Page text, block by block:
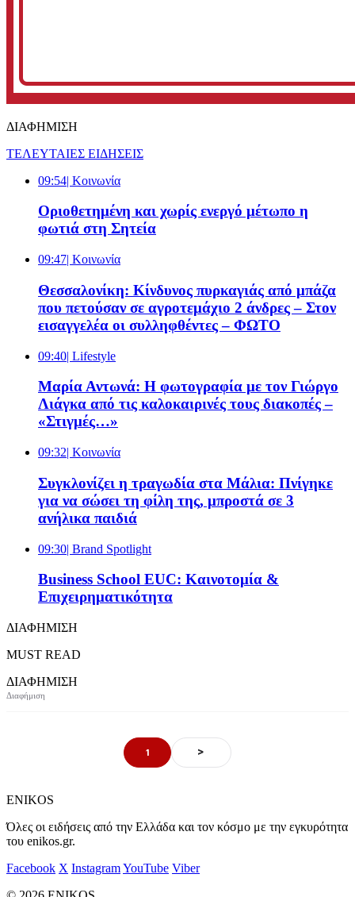
ΔΙΑΦΗΜΙΣΗ
ΤΕΛΕΥΤΑΙΕΣ ΕΙΔΗΣΕΙΣ
09:54| Κοινωνία
Οριοθετημένη και χωρίς ενεργό μέτωπο η
φωτιά στη Σητεία
09:47| Κοινωνία
Θεσσαλονίκη: Κίνδυνος πυρκαγιάς από μπάζα
που πετούσαν σε αγροτεμάχιο 2 άνδρες – Στον
εισαγγελέα οι συλληφθέντες – ΦΩΤΟ
09:40| Lifestyle
Μαρία Αντωνά: Η φωτογραφία με τον Γιώργο
Λιάγκα από τις καλοκαιρινές τους διακοπές –
«Στιγμές…»
09:32| Κοινωνία
Συγκλονίζει η τραγωδία στα Μάλια: Πνίγηκε
για να σώσει τη φίλη της, μπροστά σε 3
ανήλικα παιδιά
09:30| Brand Spotlight
Business School EUC: Καινοτομία &
Επιχειρηματικότητα
ΔΙΑΦΗΜΙΣΗ
MUST READ
ΔΙΑΦΗΜΙΣΗ
1 >
ENIKOS
Όλες οι ειδήσεις από την Ελλάδα και τον κόσμο με την εγκυρότητα
του enikos.gr.
Facebook X InstagramYouTube Viber